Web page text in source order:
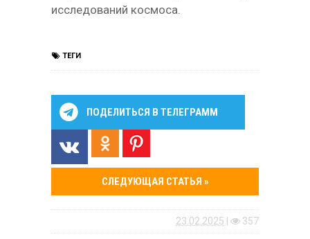
исследований космоса.
ТЕГИ
ПОДЕЛИТЬСЯ В ТЕЛЕГРАММ
СЛЕДУЮЩАЯ СТАТЬЯ »
23.02.2025 357